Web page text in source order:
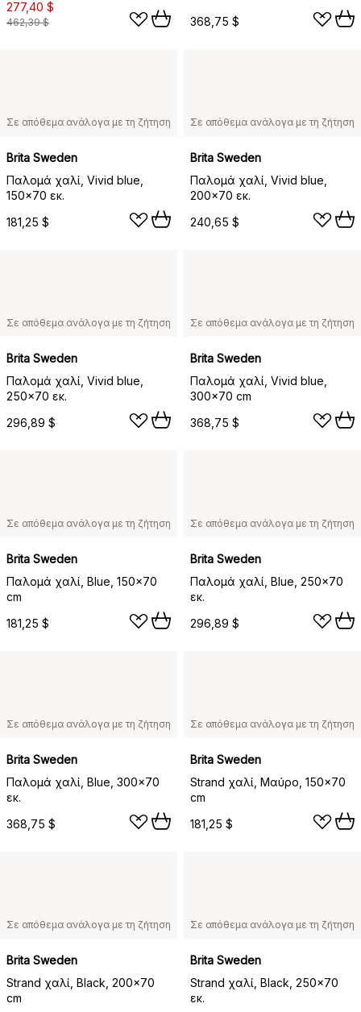
277,40 $
462,39 $ 368,75 $
Σε απόθεμα ανάλογα με τη ζήτηση
Brita Sweden
Παλομά χαλί, Vivid blue,
150x70 εκ.
181,25 $
Σε απόθεμα ανάλογα με τη ζήτηση
Brita Sweden
Παλομά χαλί, Vivid blue,
200x70 εκ.
240,65 $
Σε απόθεμα ανάλογα με τη ζήτηση
Brita Sweden
Παλομά χαλί, Vivid blue,
250x70 εκ.
296,89 $
Σε απόθεμα ανάλογα με τη ζήτηση
Brita Sweden
Παλομά χαλί, Vivid blue,
300x70 cm
368,75 $
Σε απόθεμα ανάλογα με τη ζήτηση
Brita Sweden
Παλομά χαλί, Blue, 150x70
cm
181,25 $
Σε απόθεμα ανάλογα με τη ζήτηση
Brita Sweden
Παλομά χαλί, Blue, 250x70
εκ.
296,89 $
Σε απόθεμα ανάλογα με τη ζήτηση
Brita Sweden
Παλομά χαλί, Blue, 300x70
εκ.
368,75 $
Σε απόθεμα ανάλογα με τη ζήτηση
Brita Sweden
Strand χαλί, Μαύρο, 150x70
cm
181,25 $
Σε απόθεμα ανάλογα με τη ζήτηση
Brita Sweden
Strand χαλί, Black, 200x70
cm
Σε απόθεμα ανάλογα με τη ζήτηση
Brita Sweden
Strand χαλί, Black, 250x70
εκ.